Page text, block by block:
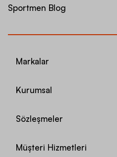
Sportmen Blog
Markalar
Kurumsal
Sözleşmeler
Müşteri Hizmetleri